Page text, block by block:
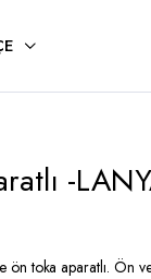
-
toka aparatlı. Ön ve